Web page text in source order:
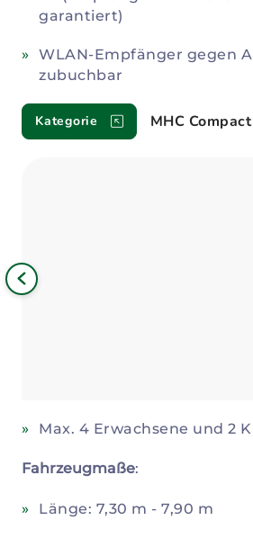
garantiert)
WLAN-Empfänger gegen
zubuchbar
Kategorie MHC
Max. 4 Erwachsene und 2
Fahrzeugmaße:
Länge: 7,30 m - 7,90 m